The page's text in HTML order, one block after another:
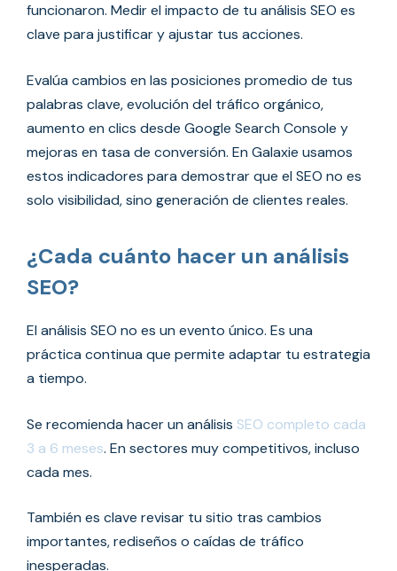
funcionaron. Medir el impacto de tu análisis SEO es
clave para justificar y ajustar tus acciones.
Evalúa cambios en las posiciones promedio de tus
palabras clave, evolución del tráfico orgánico,
aumento en clics desde Google Search Console y
mejoras en tasa de conversión. En Galaxie usamos
estos indicadores para demostrar que el SEO no es
solo visibilidad, sino generación de clientes reales.
¿Cada cuánto hacer un análisis
SEO?
El análisis SEO no es un evento único. Es una
práctica continua que permite adaptar tu estrategia
a tiempo.
Se recomienda hacer un análisis SEO completo cada
3 a 6 meses. En sectores muy competitivos, incluso
cada mes.
También es clave revisar tu sitio tras cambios
importantes, rediseños o caídas de tráfico
inesperadas.